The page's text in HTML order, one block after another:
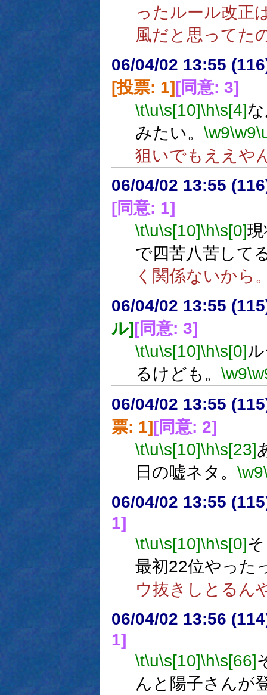
ったルール改正
風だと思ってた
06/04/02 13:55
[投票: 1][同意: 3]
\t\u\s[10]\h\s[4]
みたい。 \w9\w9
狙いでもええや
06/04/02 13:55
[同意: 1]
\t\u\s[10]\h\s[0]
で四苦八苦して
く関係ないから
06/04/02 13:55
ル] [同意: 3]
\t\u\s[10]\h\s[0]
るけども。 \w9
06/04/02 13:55
票: 1][同意: 2]
\t\u\s[10]\h\s[23]
日の嘘ネタ。 \w9
06/04/02 13:55
1]
\t\u\s[10]\h\s[0]
最初22位やった
ウ抜きしとるん
06/04/02 13:56
1]
\t\u\s[10]\h\s[66]
んと陽子さんが